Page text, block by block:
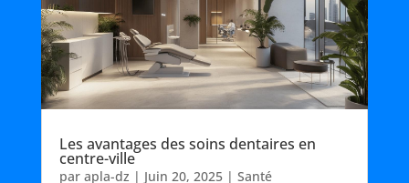
Les avantages des soins dentaires en
centre-ville
par apla-dz | Juin 20, 2025| Santé